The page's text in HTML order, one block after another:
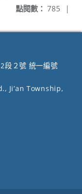
點閱數： 785 |
段２號 統一編號
Ji’an Township,